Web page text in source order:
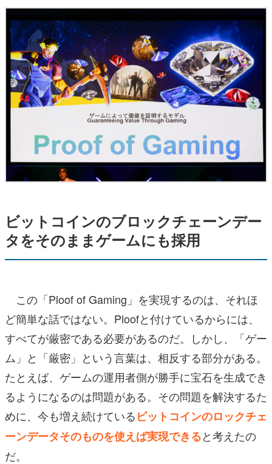
ビットコインのブロックチェーンデー
タをそのままゲームにも採用
この「Ploof of Gaming」を実現するのは、それほ
ど簡単な話ではない。Ploofと付けているからには、
すべてが厳密である必要があるのだ。しかし、「ゲー
ム」と「厳密」という言葉は、相反する部分がある。
たとえば、ゲームの運用者側が勝手に宝石を生成でき
るようになるのは問題がある。その問題を解決するた
めに、今も増え続けているビットコインのロックチェ
ーンデータそのものを使えば実現できると考えたの
だ。